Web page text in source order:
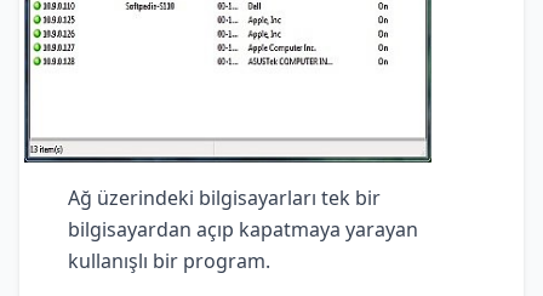
Ağ üzerindeki bilgisayarları tek bir
bilgisayardan açıp kapatmaya yarayan
kullanışlı bir program.